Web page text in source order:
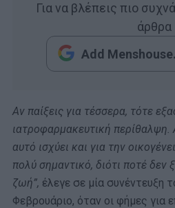
Για να βλέπεις πιο
άρθρα
Add
Αν παίξεις για τέσσερα, τότε
ιατροφαρμακευτική περίθαλψη.
αυτό ισχύει και για την
πολύ σημαντικό, διότι ποτέ δεν
ζωή”, έλεγε σε μία συνέντευξη
Φεβρουάριο, όταν οι φήμες για